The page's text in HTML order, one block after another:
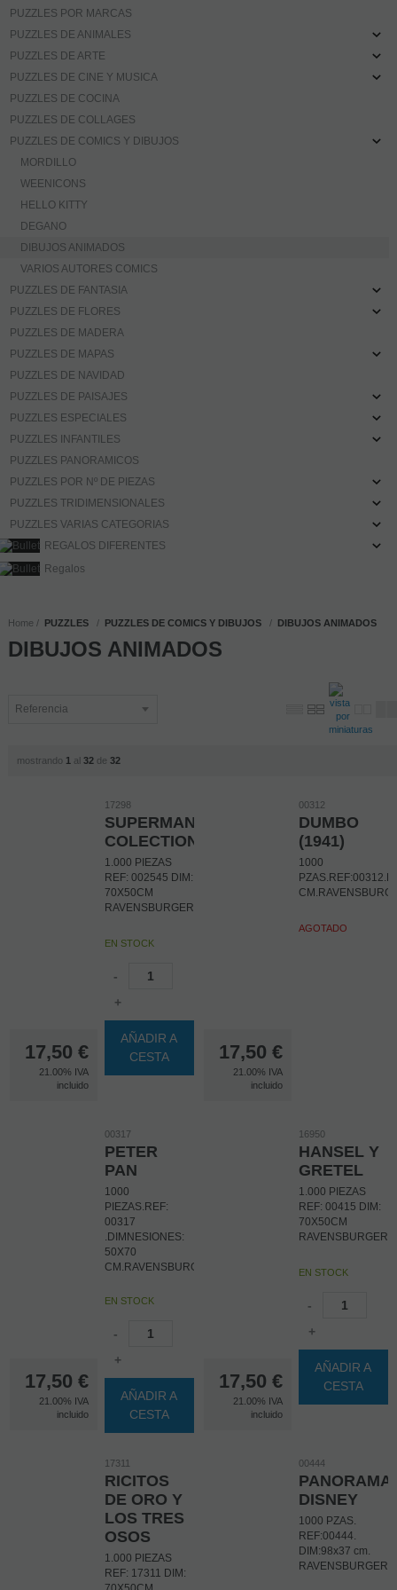
PUZZLES POR MARCAS
PUZZLES DE ANIMALES
PUZZLES DE ARTE
PUZZLES DE CINE Y MUSICA
PUZZLES DE COCINA
PUZZLES DE COLLAGES
PUZZLES DE COMICS Y DIBUJOS
MORDILLO
WEENICONS
HELLO KITTY
DEGANO
DIBUJOS ANIMADOS
VARIOS AUTORES COMICS
PUZZLES DE FANTASIA
PUZZLES DE FLORES
PUZZLES DE MADERA
PUZZLES DE MAPAS
PUZZLES DE NAVIDAD
PUZZLES DE PAISAJES
PUZZLES ESPECIALES
PUZZLES INFANTILES
PUZZLES PANORAMICOS
PUZZLES POR Nº DE PIEZAS
PUZZLES TRIDIMENSIONALES
PUZZLES VARIAS CATEGORIAS
REGALOS DIFERENTES
Regalos
Home PUZZLES PUZZLES DE COMICS Y DIBUJOS DIBUJOS ANIMADOS
DIBUJOS ANIMADOS
mostrando 1 al 32de 32
17,50 €
21.00% IVA
incluido
17298
SUPERMAN
COLECTION
1.000 PIEZAS
REF: 002545 DIM:
70X50CM
RAVENSBURGER
EN STOCK
-
+
AÑADIR A
CESTA
17,50 €
21.00% IVA
incluido
00312
DUMBO
(1941)
1000
AGOTADO
17,50 €
21.00% IVA
incluido
00317
PETER
PAN
1000
PIEZAS.REF:
00317
.DIMNESIONES:
50X70
CM.RAVENSBURGER
EN STOCK
-
+
AÑADIR A
CESTA
17,50 €
21.00% IVA
incluido
16950
HANSEL Y
GRETEL
1.000 PIEZAS
REF: 00415 DIM:
70X50CM
RAVENSBURGER
EN STOCK
-
+
AÑADIR A
CESTA
17311
RICITOS
DE ORO Y
LOS TRES
OSOS
1.000 PIEZAS
REF: 17311 DIM:
00444
PANORAMA
DISNEY
1000 PZAS.
REF:00444.
DIM:98x37 cm.
RAVENSBURGER